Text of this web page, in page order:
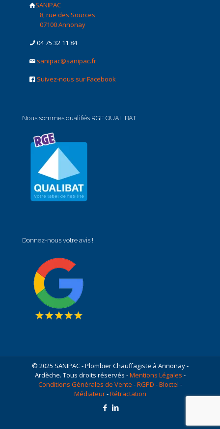
SANIPAC
8, rue des Sources
07100 Annonay
04 75 32 11 84
sanipac@sanipac.fr
Suivez-nous sur Facebook
Nous sommes qualifiés RGE QUALIBAT
Donnez-nous votre avis !
© 2025 SANIPAC - Plombier Chauffagiste à Annonay -
Ardèche. Tous droits réservés -Mentions Légales -
Conditions Générales de Vente -RGPD -Bloctel -
Médiateur-Rétractation